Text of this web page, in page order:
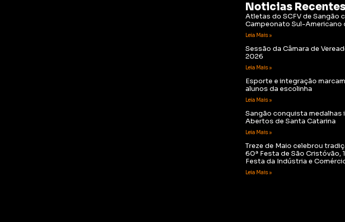
Noticias Recentes
Atletas do SCFV de Sangão
Campeonato Sul-Americano
Leia Mais »
Sessão da Câmara de
2026
Leia Mais »
Esporte e integração
alunos da escolinha
Leia Mais »
Sangão conquista
Abertos de Santa Catarina
Leia Mais »
Treze de Maio celebrou
60ª Festa de São Cristóvão,
Festa da Indústria e
Leia Mais »